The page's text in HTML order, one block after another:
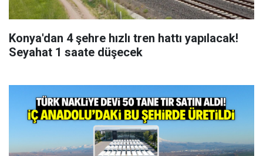
Konya'dan 4 şehre hızlı tren hattı yapılacak!
Seyahat 1 saate düşecek